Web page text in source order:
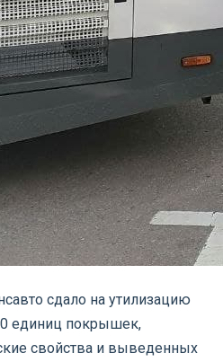
сдало на утилизацию
единиц покрышек,
свойства и выведенных